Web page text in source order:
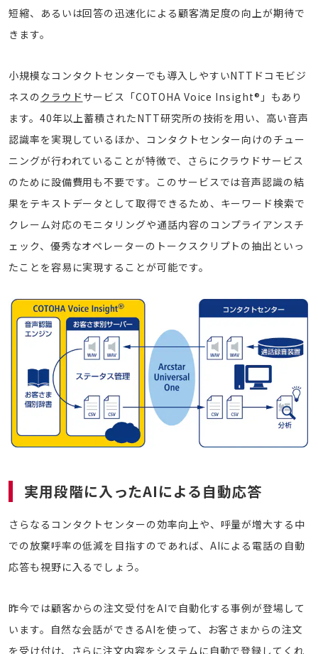
短縮、あるいは回答の迅速化による顧客満足度の向上が期待で
きます。
小規模なコンタクトセンターでも導入しやすいNTTドコモビジ
ネスのクラウド サービス「COTOHA Voice Insight®」もあり
ます。40年以上蓄積されたNTT研究所の技術を用い、高い音声
認識率を実現しているほか、コンタクトセンター向けのチュー
ニングが行われていることが特徴で、さらにクラウドサービス
のために設備費用も不要です。このサービスでは音声認識の結
果をテキストデータとして取得できるため、キーワード検索で
クレーム対応のモニタリングや通話内容のコンプライアンスチ
ェック、優秀なオペレーターのトークスクリプトの抽出といっ
たことを容易に実現することが可能です。
実用段階に入ったAIによる自動応答
さらなるコンタクトセンターの効率向上や、呼量が増大する中
での放棄呼率の低減を目指すのであれば、AIによる電話の自動
応答も視野に入るでしょう。
昨今では顧客からの注文受付をAIで自動化する事例が登場して
います。自然な会話ができるAIを使って、お客さまからの注文
を受け付け、さらに注文内容をシステムに自動で登録してくれ